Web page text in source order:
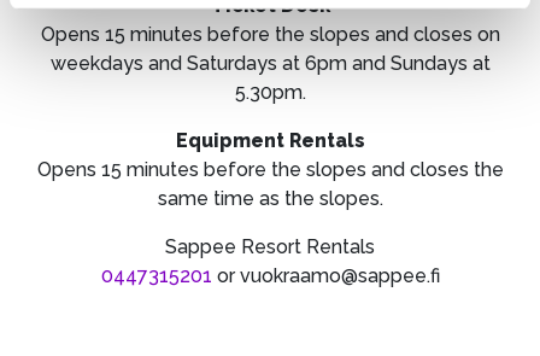
Ticket Desk
Opens 15 minutes before the slopes and closes on
weekdays and Saturdays at 6pm and Sundays at
5.30pm.
Equipment Rentals
Opens 15 minutes before the slopes and closes the
same time as the slopes.
Sappee Resort Rentals
0447315201 or vuokraamo@sappee.fi